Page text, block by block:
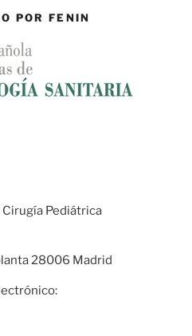
POR FENIN
Cirugía Pediátrica
28006 Madrid